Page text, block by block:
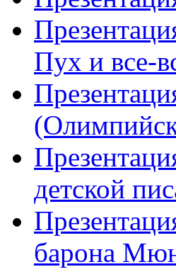
Пух и все-
детской
барона